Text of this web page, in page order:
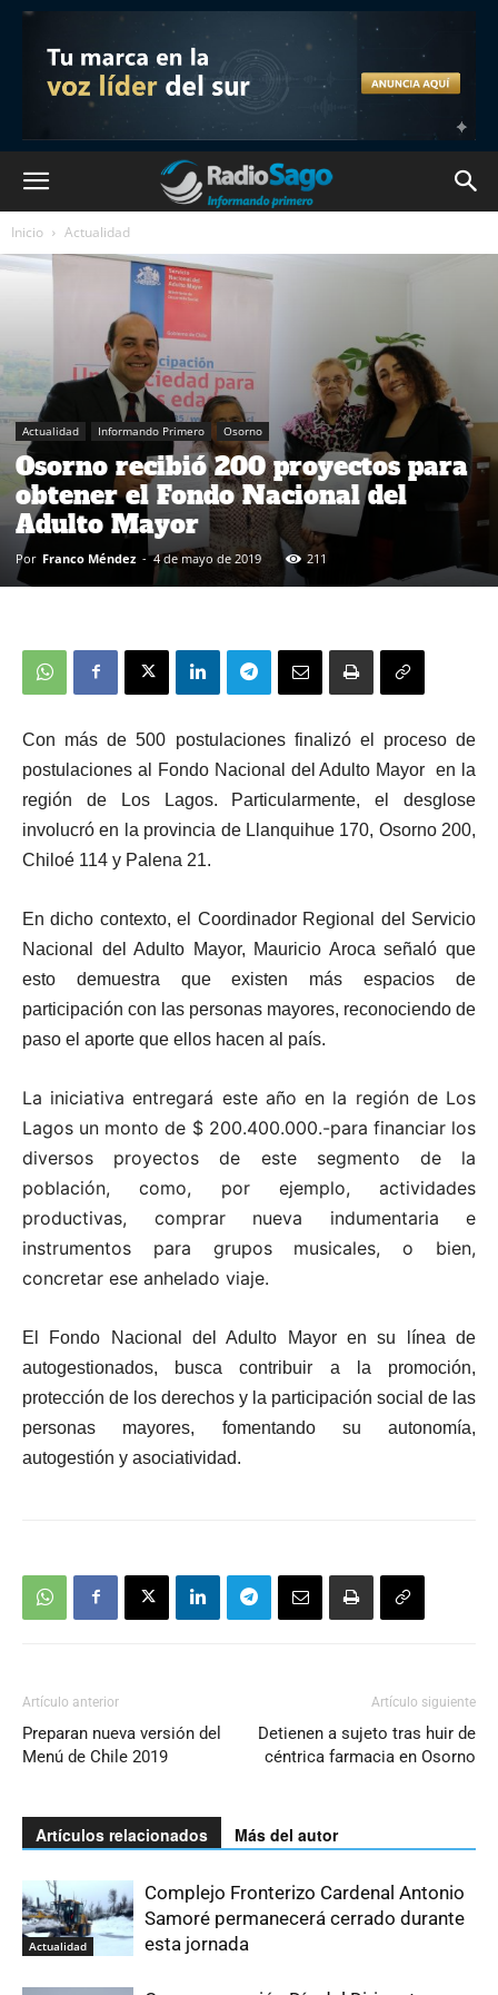
Inicio Actualidad
Actualidad Informando Primero Osorno
Osorno recibió 200 proyectos para
obtener el Fondo Nacional del
Adulto Mayor
Por Franco Méndez - 4 de mayo de 2019 211
Con más de 500 postulaciones finalizó el proceso de
postulaciones al Fondo Nacional del Adulto Mayor en la
región de Los Lagos. Particularmente, el desglose
involucró en la provincia de Llanquihue 170, Osorno 200,
Chiloé 114 y Palena 21.
En dicho contexto, el Coordinador Regional del Servicio
Nacional del Adulto Mayor, Mauricio Aroca señaló que
esto demuestra que existen más espacios de
participación con las personas mayores, reconociendo de
paso el aporte que ellos hacen al país.
La iniciativa entregará este año en la región de Los
Lagos un monto de $ 200.400.000.-para financiar los
diversos proyectos de este segmento de la
población, como, por ejemplo, actividades
productivas, comprar nueva indumentaria e
instrumentos para grupos musicales, o bien,
concretar ese anhelado viaje.
El Fondo Nacional del Adulto Mayor en su línea de
autogestionados, busca contribuir a la promoción,
protección de los derechos y la participación social de las
personas mayores, fomentando su autonomía,
autogestión y asociatividad.
Artículo anterior
Preparan nueva versión del
Menú de Chile 2019
Artículo siguiente
Detienen a sujeto tras huir de
céntrica farmacia en Osorno
Artículos relacionados Más del autor
Actualidad
Complejo Fronterizo Cardenal Antonio
Samoré permanecerá cerrado durante
esta jornada